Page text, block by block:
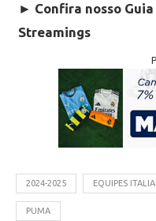
► Confira nosso
Streamings
2024-2025 EQUIPES
PUMA